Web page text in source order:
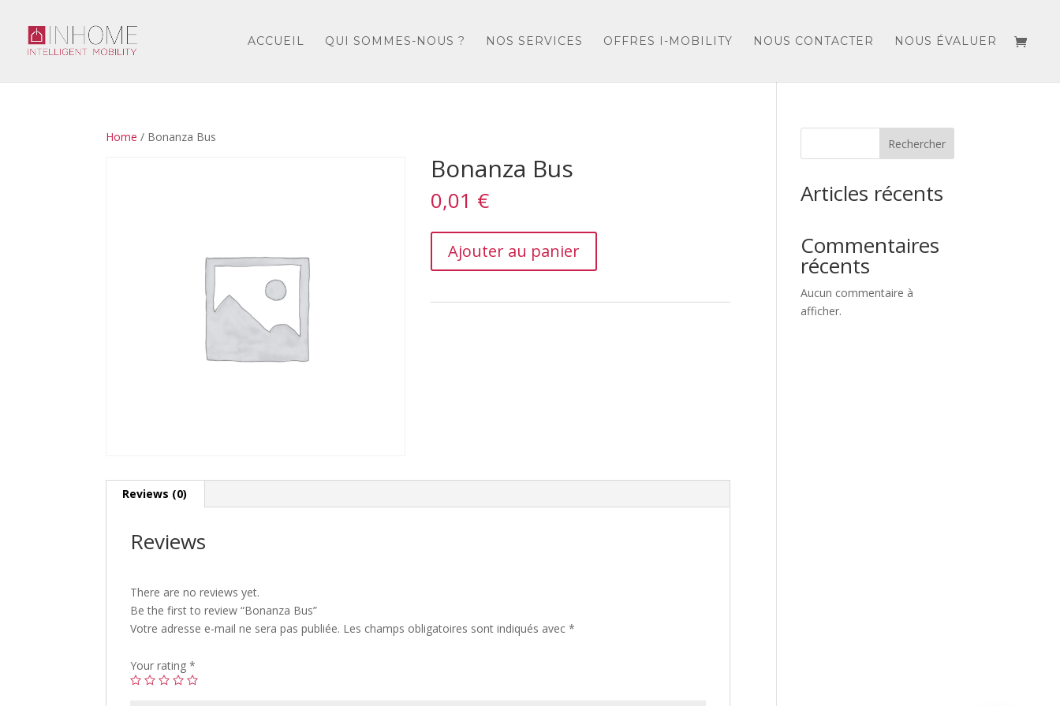
ACCUEIL QUI SOMMES-NOUS ? NOS SERVICES OFFRES I-MOBILITY NOUS CONTACTER NOUS ÉVALUER
Home / Bonanza Bus
Bonanza Bus
0,01 €
Bus
quantity
Ajouter au panier
Reviews (0)
Reviews
There are no reviews yet.
Be the first to review “Bonanza Bus”
Votre adresse e-mail ne sera pas publiée. Les champs obligatoires sont indiqués avec*
Your rating*
Rechercher
Articles récents
Commentaires
récents
Aucun commentaire à
afficher.